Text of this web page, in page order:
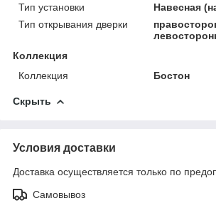
Тип установки
Навесная
Тип открывания дверки
Коллекция
Коллекция
Бостон
Скрыть
Условия доставки
Доставка осуществляется только по
Самовывоз